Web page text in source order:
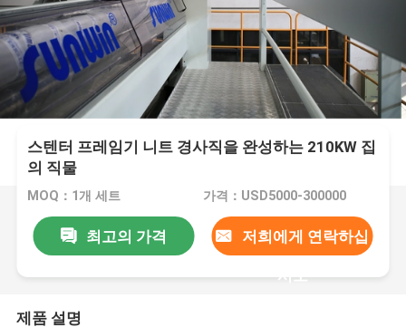
스텐터 프레임기 니트 경사직을 완성하는 210KW 집
의 직물
MOQ：1개 세트 가격：USD5000-300000
최고의 가격 저희에게 연락하십
시오
제품 설명